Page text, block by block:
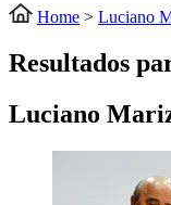
Home > Luciano
Resultados
Luciano